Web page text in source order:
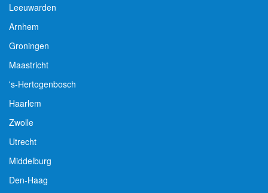
Leeuwarden
Arnhem
Groningen
Maastricht
's-Hertogenbosch
Haarlem
Zwolle
Utrecht
Middelburg
Den-Haag